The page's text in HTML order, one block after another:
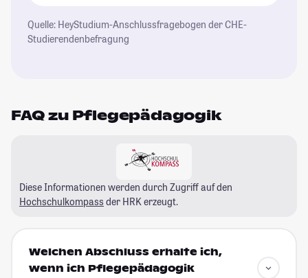
Quelle: HeyStudium-Anschlussfragebogen der CHE-
Studierendenbefragung
FAQ zu Pflegepädagogik
Diese Informationen werden durch Zugriff auf den
Hochschulkompass der HRK erzeugt.
Welchen Abschluss erhalte ich,
wenn ich Pflegepädagogik